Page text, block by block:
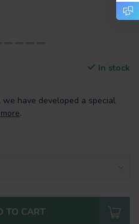
In stock
we have developed a special
.
TO CART